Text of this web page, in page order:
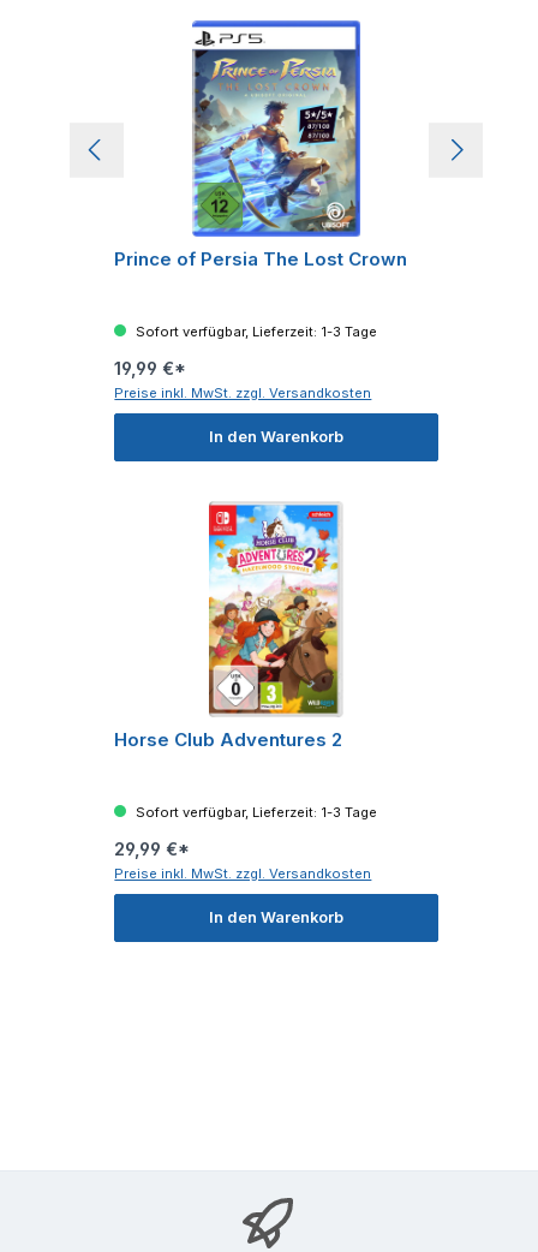
Prince of Persia The Lost Crown
Sofort verfügbar, Lieferzeit: 1-3 Tage
19,99 €*
Preise inkl. MwSt. zzgl. Versandkosten
In den Warenkorb
Horse Club Adventures 2
Sofort verfügbar, Lieferzeit: 1-3 Tage
29,99 €*
Preise inkl. MwSt. zzgl. Versandkosten
In den Warenkorb